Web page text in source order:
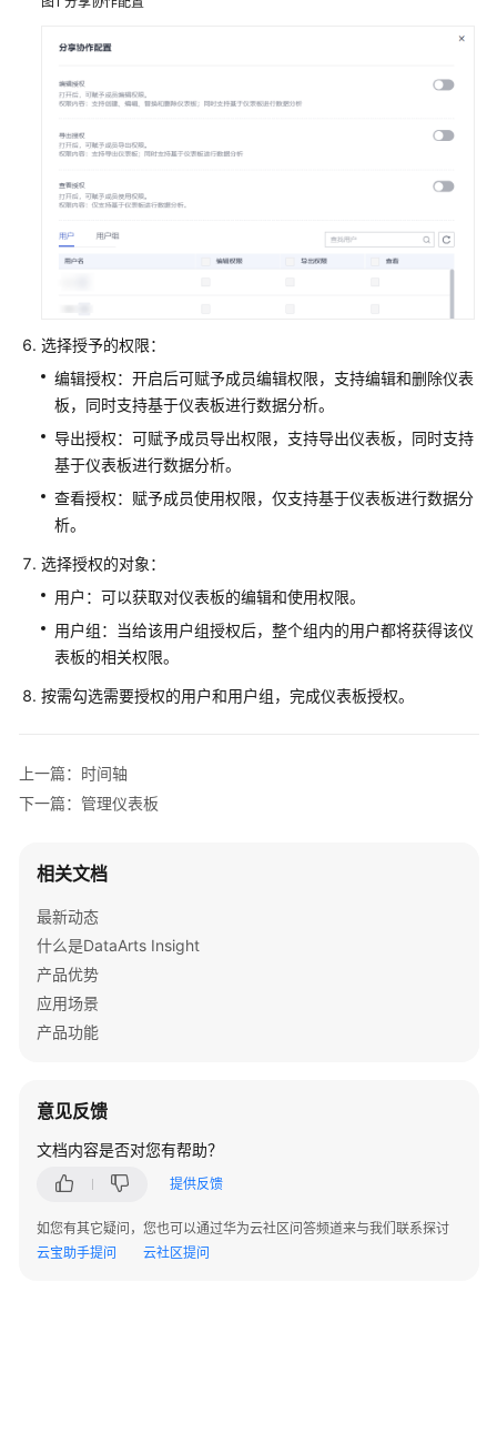
备
作
建
DataArts
与
的
连
接
创
建
数
据
和
数
预
处
理
用
表
和
大
屏
实
数
据
可
据
可
化
概
选择授予的权限：
编辑授权：开启后可赋予成员编辑权限，支持编辑和删除仪表
板，同时支持基于仪表板进行数据分析。
导出授权：可赋予成员导出权限，支持导出仪表板，同时支持
基于仪表板进行数据分析。
查看授权：赋予成员使用权限，仅支持基于仪表板进行数据分
析。
选择授权的对象：
用户：可以获取对仪表板的编辑和使用权限。
用户组：当给该用户组授权后，整个组内的用户都将获得该仪
表板的相关权限。
按需勾选需要授权的用户和用户组，完成仪表板授权。
上一篇：时间轴
下一篇：管理仪表板
相关文档
最新动态
什么是DataArts Insight
产品优势
应用场景
产品功能
意见反馈
文档内容是否对您有帮助？
提供反馈
如您有其它疑问，您也可以通过华为云社区问答频道来与我们联系探讨
云宝助手提问
云社区提问